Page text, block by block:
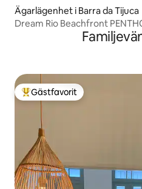
Ägarlägenhet i Barra da Tijuca
Dream Rio Beachfront
Populär gästfavorit
Gästfavorit